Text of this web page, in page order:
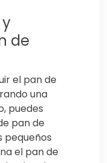
de
el pan de
una
puedes
pan de
pequeños
el pan de